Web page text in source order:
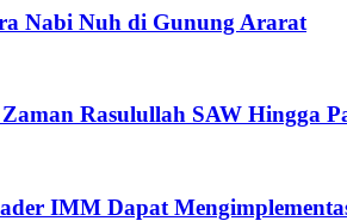
Nabi Nuh di Gunung Ararat
Rasulullah SAW Hingga
IMM Dapat